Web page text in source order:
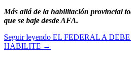
Más allá de la habilitación provincial
que se baje desde AFA.
Seguir leyendo EL FEDERAL A
HABILITE →